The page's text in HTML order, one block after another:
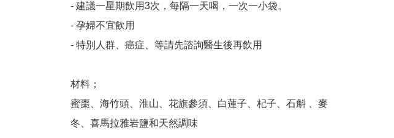
- 建議一星期飲用3次，每隔一天喝，一次一小袋。
- 孕婦不宜飲用
- 特別人群、癌症、等請先諮詢醫生後再飲用
材料；
蜜棗、海竹頭、淮山、花旗參須、白蓮子、杞子、石斛 、麥
冬、喜馬拉雅岩鹽和天然調味